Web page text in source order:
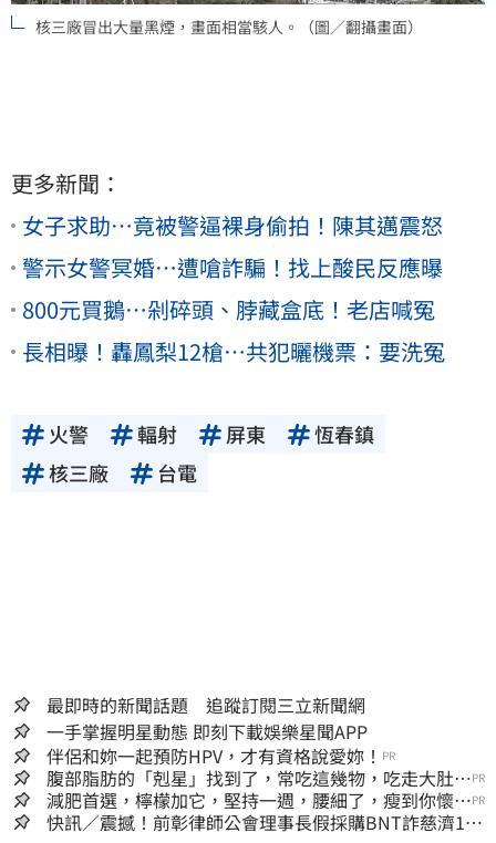
核三廠冒出大量黑煙，畫面相當駭人。（圖／翻攝畫面）
更多新聞：
女子求助…竟被警逼裸身偷拍！陳其邁震怒
警示女警冥婚…遭嗆詐騙！找上酸民反應曝
800元買鵝…剁碎頭、脖藏盒底！老店喊冤
長相曝！轟鳳梨12槍…共犯曬機票：要洗冤
火警 輻射 屏東
恆春鎮
核三廠
台電
最即時的新聞話題 追蹤訂閱三立新聞網
一手掌握明星動態 即刻下載娛樂星聞APP
伴侶和妳一起預防HPV，才有資格說愛妳！ PR
腹部脂肪的「剋星」找到了，常吃這幾物，吃走大肚
囊，瘦出小蠻腰
PR
減肥首選，檸檬加它，堅持一週，腰細了，瘦到你懷疑
人生
PR
快訊／震撼！前彰律師公會理事長假採購BNT詐慈濟10